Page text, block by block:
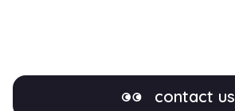
contact us